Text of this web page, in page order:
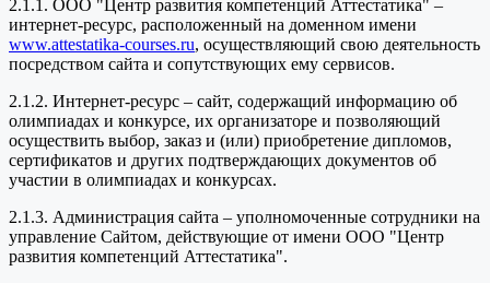
2.1.1. ООО "Центр развития компетенций Аттестатика" –
интернет-ресурс, расположенный на доменном имени
www.attestatika-courses.ru, осуществляющий свою деятельность
посредством сайта и сопутствующих ему сервисов.
2.1.2. Интернет-ресурс – сайт, содержащий информацию об
олимпиадах и конкурсе, их организаторе и позволяющий
осуществить выбор, заказ и (или) приобретение дипломов,
сертификатов и других подтверждающих документов об
участии в олимпиадах и конкурсах.
2.1.3. Администрация сайта – уполномоченные сотрудники на
управление Сайтом, действующие от имени ООО "Центр
развития компетенций Аттестатика".